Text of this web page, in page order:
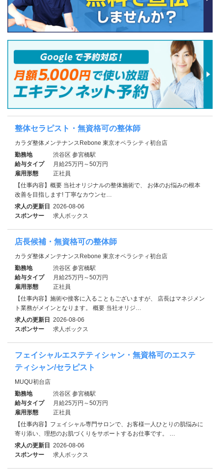
整体セラピスト・無資格可の整体師
カラダ整体メンテナンスRebone 東京オペラシティ初台店
勤務地
渋谷区 参宮橋駅
給与タイプ
月給25万円～50万円
雇用形態
正社員
【仕事内容】概要 当社オリジナルの整体施術で、 お体のお悩みの根本
改善を目指します! 丁寧なカウンセ…
求人の更新日 2026-08-06
スポンサー
求人ボックス
店長候補・無資格可の整体師
カラダ整体メンテナンスRebone 東京オペラシティ初台店
勤務地
渋谷区 参宮橋駅
給与タイプ
月給25万円～50万円
雇用形態
正社員
【仕事内容】施術や接客に入ることもございますが、 店長はマネジメン
ト業務がメインとなります。 概要 当社オリジ…
求人の更新日 2026-08-06
スポンサー
求人ボックス
フェイシャルエステティシャン・無資格可のエステ
ティシャン/セラピスト
MUQU初台店
勤務地
渋谷区 参宮橋駅
給与タイプ
月給25万円～50万円
雇用形態
正社員
【仕事内容】フェイシャル専門サロンで、お客様一人ひとりの肌悩みに
寄り添い、理想のお肌づくりをサポートするお仕事です。 …
求人の更新日 2026-08-06
スポンサー
求人ボックス